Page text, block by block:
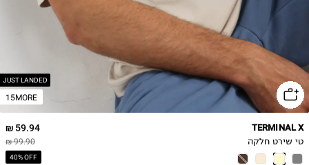
JUST LANDED
15MORE
59.94 ₪
99.90 ₪
40% OFF
TERMINAL X
טי שירט חלקה